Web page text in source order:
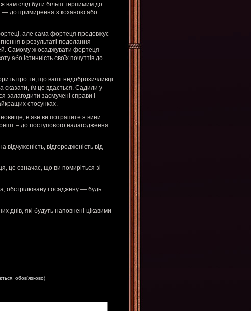
вам слід бути більш терпимим до
— до примирення з коханою або
але сама фортеця продовжує
в результаті подолання
Самому ж осаджувати фортеця
або істинність своїх почуттів до
про те, що ваші недоброзичливці
сказати, їм це вдасться. Садили у
засмучені справи і
стосунках.
в яке ви потрапите з вини
– до поступового налагодження
відгородженість від
це означає, що ви помиріться зі
обстрілювану і осаджену — будь
днів, які будуть наповнені цікавими
обов'язково)